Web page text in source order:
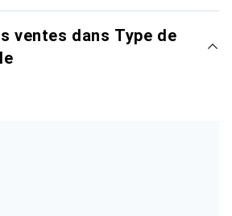
ventes dans Type de